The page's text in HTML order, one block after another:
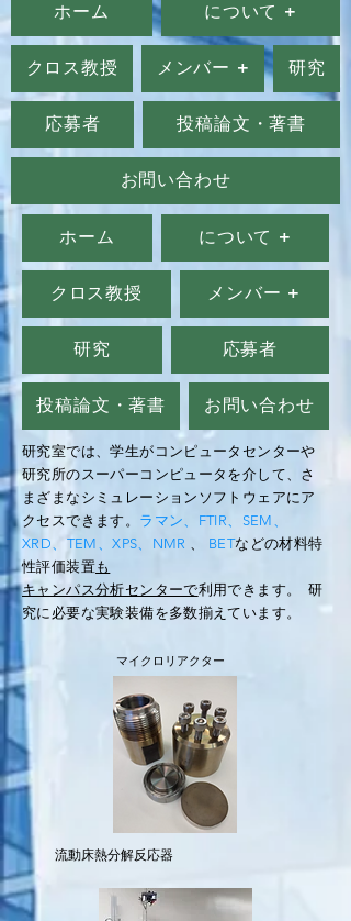
ホーム について +
クロス教授 メンバー + 研究
応募者 投稿論文・著書
お問い合わせ
ホーム について +
クロス教授 メンバー +
研究 応募者
投稿論文・著書 お問い合わせ
研究室では、学生がコンピュータセンターや
研究所のスーパーコンピュータを介して、さ
まざまなシミュレーションソフトウェアにア
クセスできます。 ラマン、FTIR、SEM、
XRD、TEM、XPS、NMR 、 BETなどの材料特
性評価装置も
キャンパス分析センターで利用できます。
研
究に必要な実験装備を多数揃えています。
マイクロリアクター
流動床熱分解反応器